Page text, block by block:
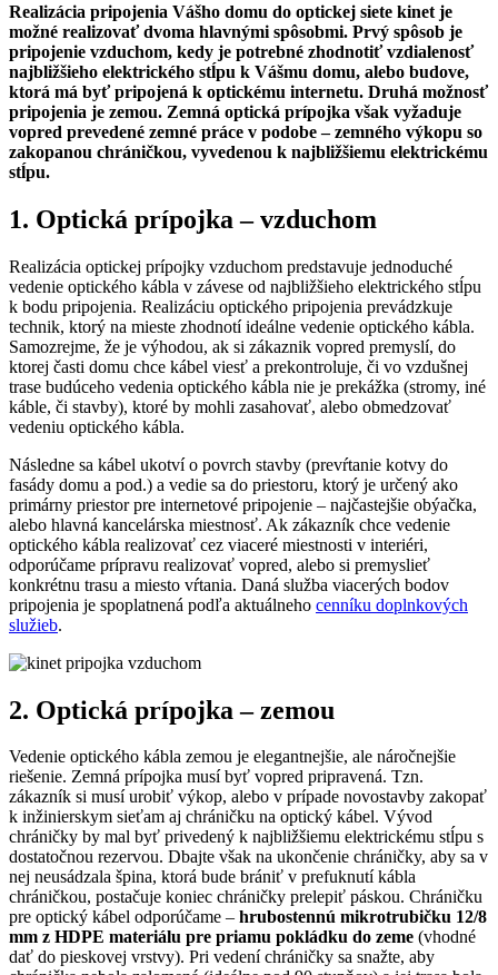
Realizácia pripojenia Vášho domu do optickej siete kinet je
možné realizovať dvoma hlavnými spôsobmi. Prvý spôsob je
pripojenie vzduchom, kedy je potrebné zhodnotiť vzdialenosť
najbližšieho elektrického stĺpu k Vášmu domu, alebo budove,
ktorá má byť pripojená k optickému internetu. Druhá možnosť
pripojenia je zemou. Zemná optická prípojka však vyžaduje
vopred prevedené zemné práce v podobe – zemného výkopu so
zakopanou chráničkou, vyvedenou k najbližšiemu elektrickému
stĺpu.
1. Optická prípojka – vzduchom
Realizácia optickej prípojky vzduchom predstavuje jednoduché
vedenie optického kábla v závese od najbližšieho elektrického stĺpu
k bodu pripojenia. Realizáciu optického pripojenia prevádzkuje
technik, ktorý na mieste zhodnotí ideálne vedenie optického kábla.
Samozrejme, že je výhodou, ak si zákaznik vopred premyslí, do
ktorej časti domu chce kábel viesť a prekontroluje, či vo vzdušnej
trase budúceho vedenia optického kábla nie je prekážka (stromy, iné
káble, či stavby), ktoré by mohli zasahovať, alebo obmedzovať
vedeniu optického kábla.
Následne sa kábel ukotví o povrch stavby (prevŕtanie kotvy do
fasády domu a pod.) a vedie sa do priestoru, ktorý je určený ako
primárny priestor pre internetové pripojenie – najčastejšie obýačka,
alebo hlavná kancelárska miestnosť. Ak zákazník chce vedenie
optického kábla realizovať cez viaceré miestnosti v interiéri,
odporúčame prípravu realizovať vopred, alebo si premyslieť
konkrétnu trasu a miesto vŕtania. Daná služba viacerých bodov
pripojenia je spoplatnená podľa aktuálneho cenníku doplnkových
služieb.
2. Optická prípojka – zemou
Vedenie optického kábla zemou je elegantnejšie, ale náročnejšie
riešenie. Zemná prípojka musí byť vopred pripravená. Tzn.
zákazník si musí urobiť výkop, alebo v prípade novostavby zakopať
k inžinierskym sieťam aj chráničku na optický kábel. Vývod
chráničky by mal byť privedený k najbližšiemu elektrickému stĺpu s
dostatočnou rezervou. Dbajte však na ukončenie chráničky, aby sa v
nej neusádzala špina, ktorá bude brániť v prefuknutí kábla
chráničkou, postačuje koniec chráničky prelepiť páskou. Chráničku
pre optický kábel odporúčame – hrubostennú mikrotrubičku 12/8
mm z HDPE materiálu pre priamu pokládku do zeme (vhodné
dať do pieskovej vrstvy). Pri vedení chráničky sa snažte, aby